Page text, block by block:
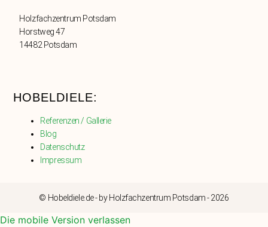
Holzfachzentrum Potsdam
Horstweg 47
14482 Potsdam
HOBELDIELE:
Referenzen / Gallerie
Blog
Datenschutz
Impressum
© Hobeldiele.de - by Holzfachzentrum Potsdam - 2026
Die mobile Version verlassen